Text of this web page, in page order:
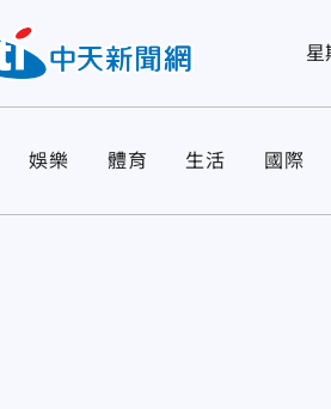
星
娛樂 體育 生活 國際